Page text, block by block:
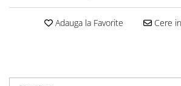
Adauga la Favorite Cere